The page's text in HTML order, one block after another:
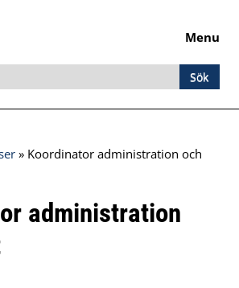
Menu
» Koordinator administration och
administration